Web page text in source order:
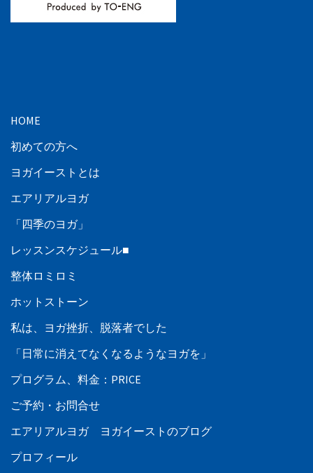
HOME
初めての方へ
ヨガイーストとは
エアリアルヨガ
「四季のヨガ」
レッスンスケジュール■
整体ロミロミ
ホットストーン
私は、ヨガ挫折、脱落者でした
「日常に消えてなくなるようなヨガを」
プログラム、料金：PRICE
ご予約・お問合せ
エアリアルヨガ ヨガイーストのブログ
プロフィール